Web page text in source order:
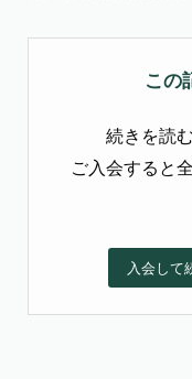
この
続きを読
ご入会すると
入会して